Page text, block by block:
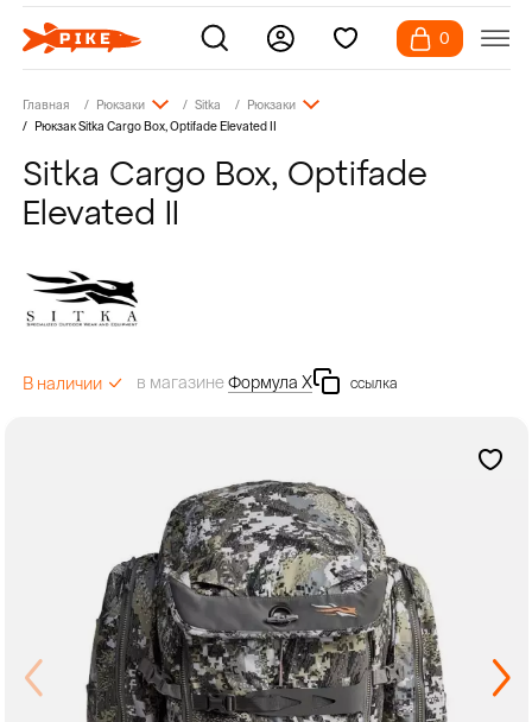
0
Главная Рюкзаки Sitka
Рюкзаки
Рюкзак Sitka Cargo Box, Optifade Elevated II
Sitka Cargo Box, Optifade
Elevated II
В наличии в магазинеФормула Х ссылка